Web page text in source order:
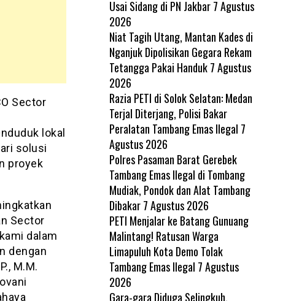
Sector
lokal
solusi
proyek
Sector
dalam
dengan
M.M.
Usai Sidang di PN Jakbar 7 Agustus
2026
Niat Tagih Utang, Mantan Kades di
Nganjuk Dipolisikan Gegara Rekam
Tetangga Pakai Handuk 7 Agustus
2026
Razia PETI di Solok Selatan: Medan
Terjal Diterjang, Polisi Bakar
Peralatan Tambang Emas Ilegal 7
Agustus 2026
Polres Pasaman Barat Gerebek
Tambang Emas Ilegal di Tombang
Mudiak, Pondok dan Alat Tambang
Dibakar 7 Agustus 2026
PETI Menjalar ke Batang Gunuang
Malintang! Ratusan Warga
Limapuluh Kota Demo Tolak
Tambang Emas Ilegal 7 Agustus
2026
Gara-gara Diduga Selingkuh,